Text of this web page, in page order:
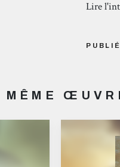
Lire
MÊME